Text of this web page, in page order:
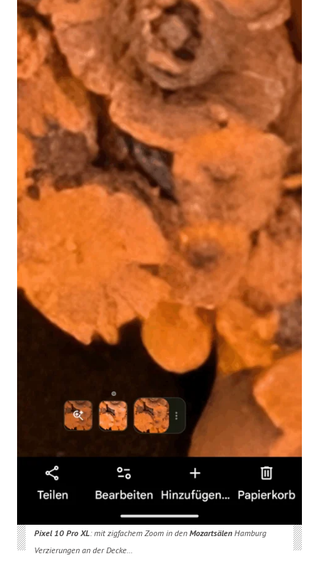
Pixel 10 Pro XL: mit zigfachem Zoom in den MozartsälenHamburg
Verzierungen an der Decke…